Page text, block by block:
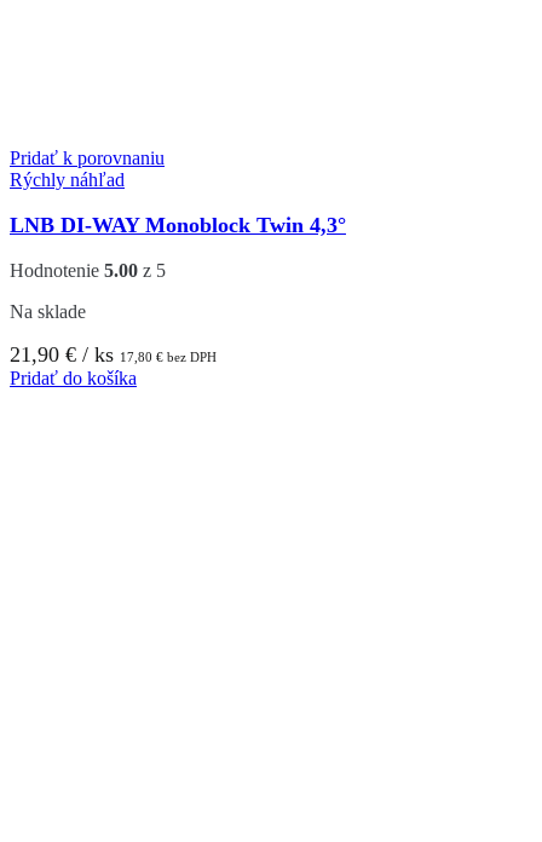
Pridať k porovnaniu
Rýchly náhľad
LNB DI-WAY Monoblock Twin 4,3°
Hodnotenie 5.00 z 5
Na sklade
21,90 € / ks 17,80 € bez DPH
Pridať do košíka